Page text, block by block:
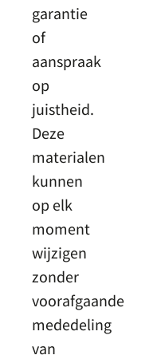
garantie
of
aanspraak
op
juistheid.
Deze
materialen
kunnen
op elk
moment
wijzigen
zonder
voorafgaande
mededeling
van